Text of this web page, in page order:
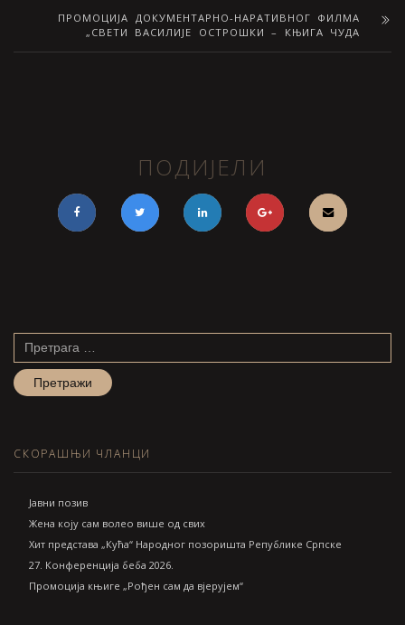
ПРОМОЦИЈА ДОКУМЕНТАРНО-НАРАТИВНОГ ФИЛМА
„СВЕТИ ВАСИЛИЈЕ ОСТРОШКИ – КЊИГА ЧУДА
ПОДИЈЕЛИ
СКОРАШЊИ ЧЛАНЦИ
Jавни позив
Жена коју сам волео више од свих
Хит представа „Кућа“ Народног позоришта Републике Српске
27. Конференција беба 2026.
Промоција књиге „Рођен сам да вјерујем“